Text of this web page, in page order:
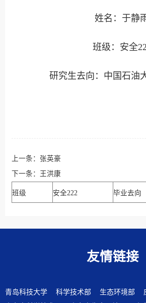
姓名：于静
班级：安全
研究生去向：中国石油
上一条： 张英豪
下一条：
王洪康
班级 安全222 毕业去向
友情链接
青岛科技大学 科学技术部 生态环境部